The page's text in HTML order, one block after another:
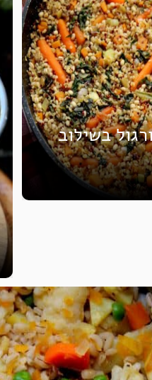
בשילוב